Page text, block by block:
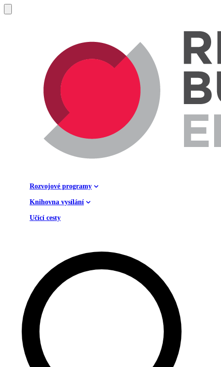
Rozvojové programy
Knihovna vysílání
Učící cesty